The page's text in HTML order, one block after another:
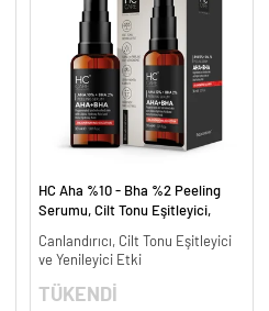
HC Aha %10 - Bha %2 Peeling
Serumu, Cilt Tonu Eşitleyici,
Canlandırıcı, Cilt Tonu Eşitleyici
ve Yenileyici Etki
TÜKENDİ